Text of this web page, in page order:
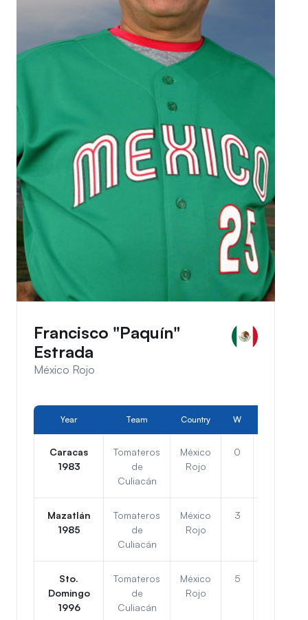
Francisco "Paquín"
Estrada
México Rojo
Year Team Country W
Caracas
1983
Tomateros
de
Culiacán
México
Rojo
0
Mazatlán
1985
Tomateros
de
Culiacán
México
Rojo
3
Sto.
Domingo
1996
Tomateros
de
Culiacán
México
Rojo
5